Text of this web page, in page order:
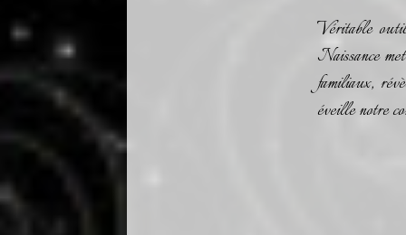
Véritable
Naissance
familiaux,
éveille notre